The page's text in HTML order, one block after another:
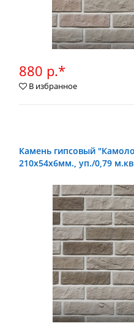
880 р.*
В избранное
Камень гипсовый
210х54х6мм., уп./0,79 м.кв